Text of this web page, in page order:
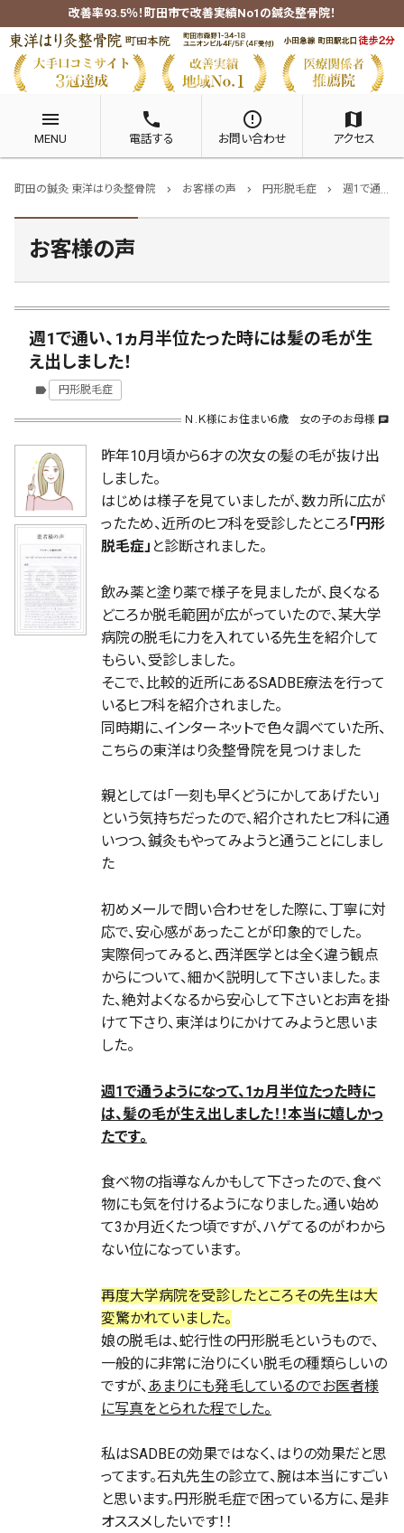
改善率93.5％！町田市で改善実績No1の鍼灸整骨院！
menu
MENU
phone
電話する
error_outline
お問い合わせ
map
アクセス
町田の鍼灸 東洋はり灸整骨院 chevron_right お客様の声 chevron_right 円形脱毛症 chevron_right 週1で通い、1ヵ月半位たった時には髪の毛が生え出しました！
お客様の声
週1で通い、1ヵ月半位たった時には髪の毛が生
え出しました！
label 円形脱毛症
Ｎ.Ｋ様にお住まい６歳 女の子のお母様 chat
昨年10月頃から6才の次女の髪の毛が抜け出
しました。
はじめは様子を見ていましたが、数カ所に広が
ったため、近所のヒフ科を受診したところ「円形
脱毛症」 と診断されました。
飲み薬と塗り薬で様子を見ましたが、良くなる
どころか脱毛範囲が広がっていたので、某大学
病院の脱毛に力を入れている先生を紹介して
もらい、受診しました。
そこで、比較的近所にあるSADBE療法を行って
いるヒフ科を紹介されました。
同時期に、インターネットで色々調べていた所、
こちらの東洋はり灸整骨院を見つけました
親としては「一刻も早くどうにかしてあげたい」
という気持ちだったので、紹介されたヒフ科に通
いつつ、鍼灸もやってみようと通うことにしまし
た
初めメールで問い合わせをした際に、丁寧に対
応で、安心感があったことが印象的でした。
実際伺ってみると、西洋医学とは全く違う観点
からについて、細かく説明して下さいました。ま
た、絶対よくなるから安心して下さいとお声を掛
けて下さり、東洋はりにかけてみようと思いま
した。
週1で通うようになって、1ヵ月半位たった時に
は、髪の毛が生え出しました！！本当に嬉しかっ
たです。
食べ物の指導なんかもして下さったので、食べ
物にも気を付けるようになりました。通い始め
て3か月近くたつ頃ですが、ハゲてるのがわから
ない位になっています。
再度大学病院を受診したところその先生は大
変驚かれていました。
娘の脱毛は、蛇行性の円形脱毛というもので、
一般的に非常に治りにくい脱毛の種類らしいの
ですが、 あまりにも発毛しているのでお医者様
に写真をとられた程でした。
私はSADBEの効果ではなく、はりの効果だと思
ってます。石丸先生の診立て、腕は本当にすごい
と思います。円形脱毛症で困っている方に、是非
オススメしたいです！！